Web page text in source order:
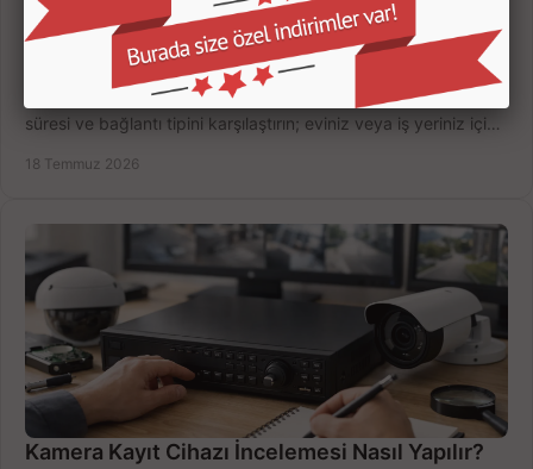
Güvenlik Kamerası Seçerken 7 Kritik Kriter
Güvenlik kamerası seçerken çözünürlük, gece görüşü, kayıt
süresi ve bağlantı tipini karşılaştırın; eviniz veya iş yeriniz için
18 Temmuz 2026
Kamera Kayıt Cihazı İncelemesi Nasıl Yapılır?